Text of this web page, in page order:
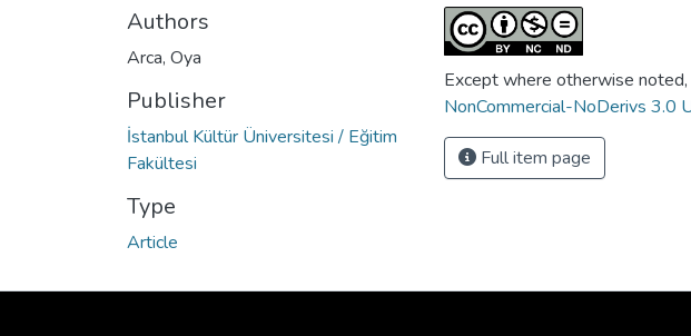
Authors
Arca, Oya
Publisher
İstanbul Kültür Üniversitesi / Eğitim
Fakültesi
Type
Article
Except where otherwise
NonCommercial-NoDerivs 3.0
Full item page